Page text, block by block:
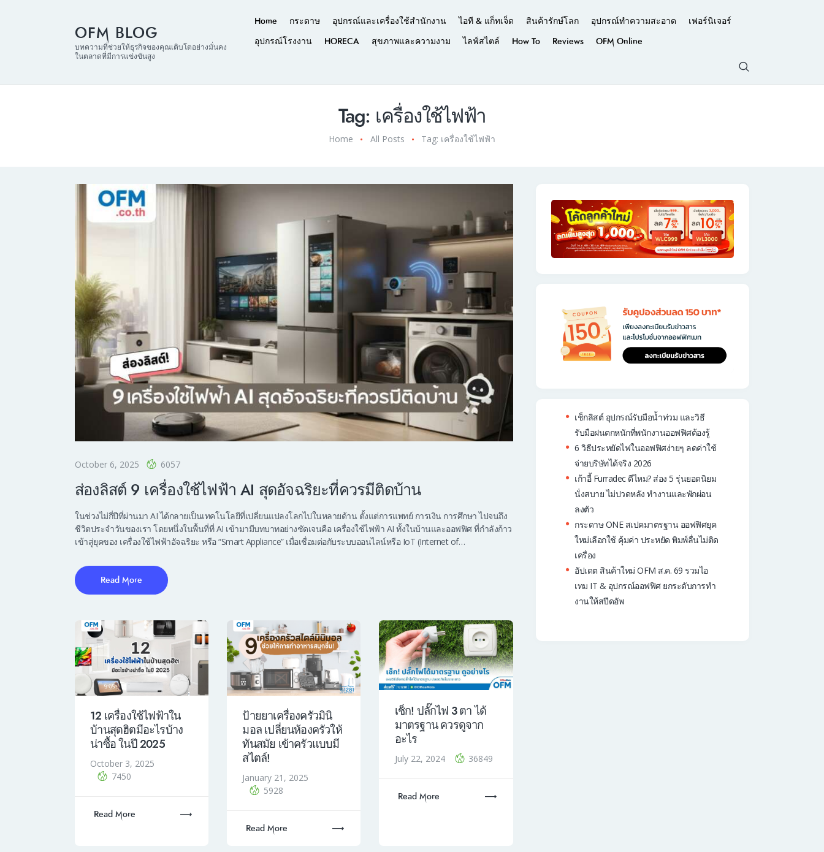
OFM BLOG
บทความที่ช่วยให้ธุรกิจของคุณเติบโตอย่างมั่นคง
ในตลาดที่มีการแข่งขันสูง
Home กระดาษ อุปกรณ์และเครื่องใช้สำนักงาน ไอที & แก็ทเจ็ด สินค้ารักษ์โลก อุปกรณ์ทำความสะอาด
เฟอร์นิเจอร์
อุปกรณ์โรงงาน
HORECA สุขภาพและความงาม ไลฟ์สไตล์ How To Reviews OFM Online
Tag: เครื่องใช้ไฟฟ้า
Home All Posts Tag: เครื่องใช้ไฟฟ้า
October 6, 2025 6057
ส่องลิสต์ 9 เครื่องใช้ไฟฟ้า AI สุดอัจฉริยะที่ควรมีติดบ้าน
ในช่วงไม่กี่ปีที่ผ่านมา AI ได้กลายเป็นเทคโนโลยีที่เปลี่ยนแปลงโลกไปในหลายด้าน ตั้งแต่การแพทย์ การเงิน การศึกษา ไปจนถึง
ชีวิตประจำวันของเรา โดยหนึ่งในพื้นที่ที่ AI เข้ามามีบทบาทอย่างชัดเจนคือ เครื่องใช้ไฟฟ้า AI ทั้งในบ้านและออฟฟิศ ที่กำลังก้าว
เข้าสู่ยุคของ เครื่องใช้ไฟฟ้าอัจฉริยะ หรือ “Smart Appliance” เมื่อเชื่อมต่อกับระบบออนไลน์หรือ IoT (Internet of…
Read More
12 เครื่องใช้ไฟฟ้าใน
บ้านสุดฮิตมีอะไรบ้าง
น่าซื้อ ในปี 2025
October 3, 2025
7450
Read More
ป้ายยาเครื่องครัวมินิ
มอล เปลี่ยนห้องครัวให้
ทันสมัย เข้าครัวแบบมี
สไตล์!
January 21, 2025
5928
Read More
เช็ก! ปลั๊กไฟ 3 ตา ได้
มาตรฐาน ควรดูจาก
อะไร
July 22, 2024 36849
Read More
เช็กลิสต์ อุปกรณ์รับมือน้ำท่วม และวิธี
รับมือฝนตกหนักที่พนักงานออฟฟิศต้องรู้
6 วิธีประหยัดไฟในออฟฟิศง่ายๆ ลดค่าใช้
จ่ายบริษัทได้จริง 2026
เก้าอี้ Furradec ดีไหม? ส่อง 5 รุ่นยอดนิยม
นั่งสบาย ไม่ปวดหลัง ทำงานและพักผ่อน
ลงตัว
กระดาษ ONE สเปคมาตรฐาน ออฟฟิศยุค
ใหม่เลือกใช้ คุ้มค่า ประหยัด พิมพ์ลื่นไม่ติด
เครื่อง
อัปเดต สินค้าใหม่ OFM ส.ค. 69 รวมไอ
เทม IT & อุปกรณ์ออฟฟิศ ยกระดับการทำ
งานให้สปีดอัพ